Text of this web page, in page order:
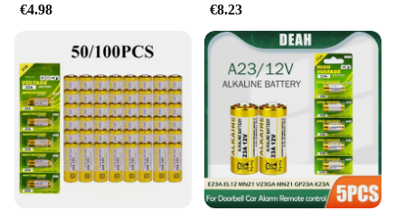
€4.98 €8.23